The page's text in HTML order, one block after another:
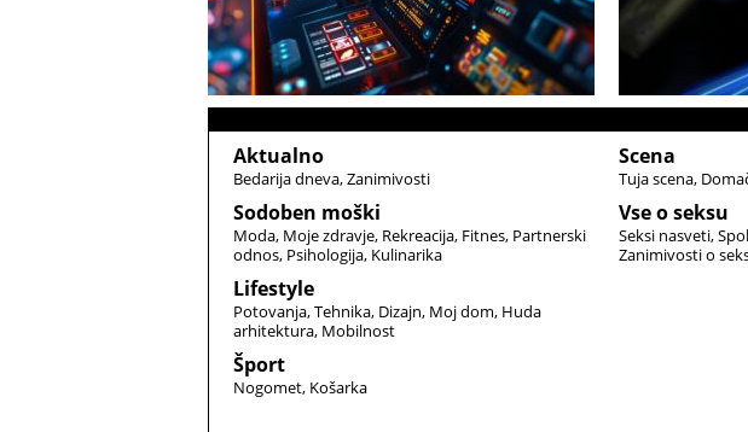
Aktualno
Bedarija dneva Zanimivosti
Sodoben moški
Moda Moje zdravje Rekreacija Fitnes Partnerski
odnos Psihologija Kulinarika
Lifestyle
Potovanja Tehnika Dizajn Moj dom Huda
arhitektura Mobilnost
Šport
Nogomet Košarka
Scena
Tuja scena
Vse o seksu
Seksi nasveti
Zanimivosti o